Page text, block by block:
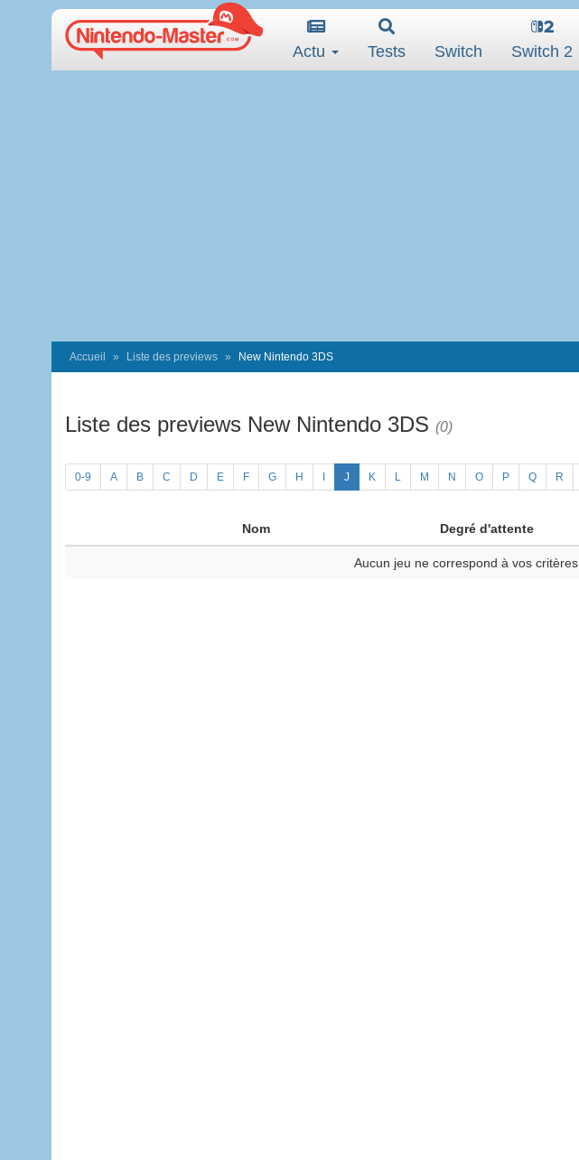
Actu Tests Switch Switch 2
Accueil Liste des previews New Nintendo 3DS
Liste des previews New Nintendo 3DS (0)
0-9 A B C D E F G H J K L M N O P Q R
Nom Degré d'attente
Aucun jeu ne correspond à vos critères.